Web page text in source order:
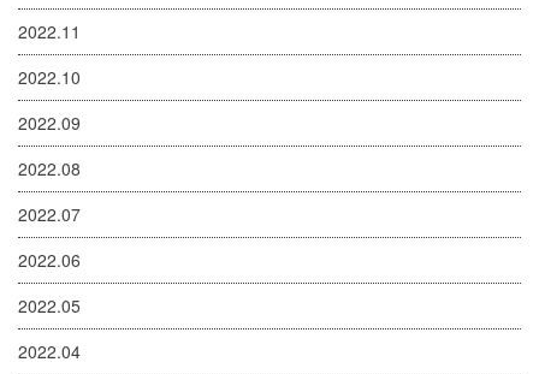
2022.11
2022.10
2022.09
2022.08
2022.07
2022.06
2022.05
2022.04